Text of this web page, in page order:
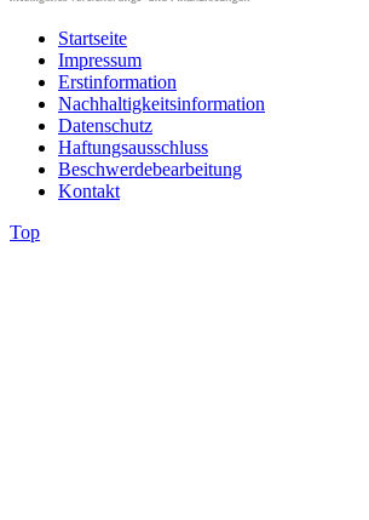
Startseite
Impressum
Erstinformation
Nachhaltigkeitsinformation
Datenschutz
Haftungsausschluss
Beschwerdebearbeitung
Kontakt
Top